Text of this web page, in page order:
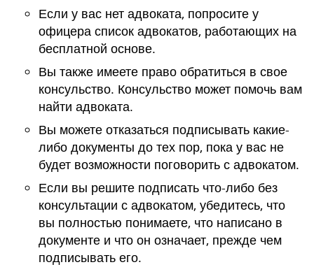
Если у вас нет адвоката, попросите у
офицера список адвокатов, работающих на
бесплатной основе.
Вы также имеете право обратиться в свое
консульство. Консульство может помочь вам
найти адвоката.
Вы можете отказаться подписывать какие-
либо документы до тех пор, пока у вас не
будет возможности поговорить с адвокатом.
Если вы решите подписать что-либо без
консультации с адвокатом, убедитесь, что
вы полностью понимаете, что написано в
документе и что он означает, прежде чем
подписывать его.